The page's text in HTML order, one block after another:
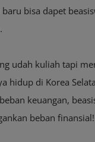
bisa dapet
udah kuliah tapi
hidup di Korea
keuangan,
beban finansial!